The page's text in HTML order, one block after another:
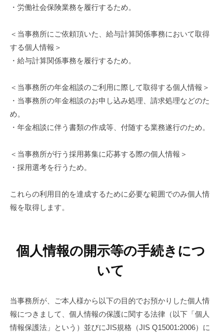
・労働社会保険業務を履行するため。
＜当事務所にご依頼頂いた、給与計算関係事務において取得
する個人情報＞
・給与計算関係事務を履行するため。
＜当事務所の年金相談のご利用に際して取得する個人情報＞
・当事務所の年金相談のお申し込み処理、請求処理などのた
め。
・年金相談に伴う書類の作成等、付随する業務遂行のため。
＜当事務所が行う採用募集に応募する際の個人情報＞
・採用選考を行うため。
これらの利用目的を達成するために必要な範囲でのみ個人情
報を取得します。
個人情報の開示等の手続きにつ
いて
当事務所が、ご本人様から以下の目的でお預かりした個人情
報につきまして、個人情報の保護に関する法律（以下「個人
情報保護法」という）並びにJIS規格（JIS Q15001:2006）に